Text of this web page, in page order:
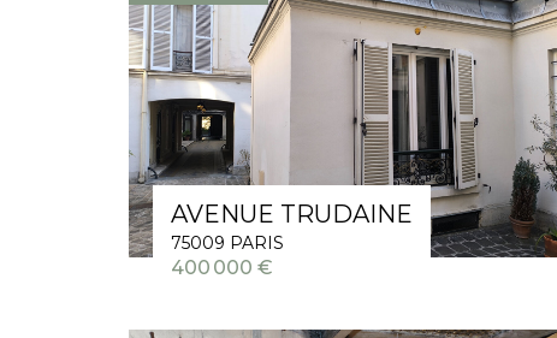
AVENUE TRUDAINE
75009 PARIS
400 000 €